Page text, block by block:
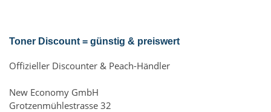
Toner Discount = günstig & preiswert
Offizieller Discounter & Peach-Händler
New Economy GmbH
Grotzenmühlestrasse 32